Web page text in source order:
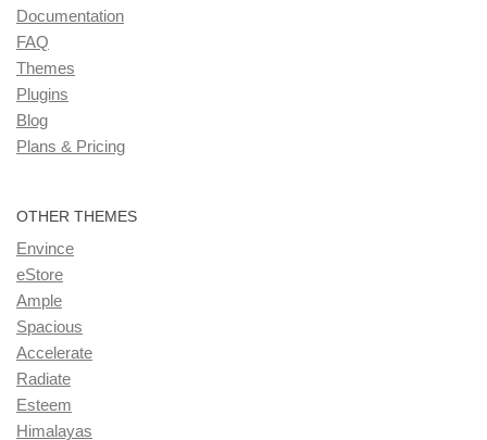
Documentation
FAQ
Themes
Plugins
Blog
Plans & Pricing
OTHER THEMES
Envince
eStore
Ample
Spacious
Accelerate
Radiate
Esteem
Himalayas